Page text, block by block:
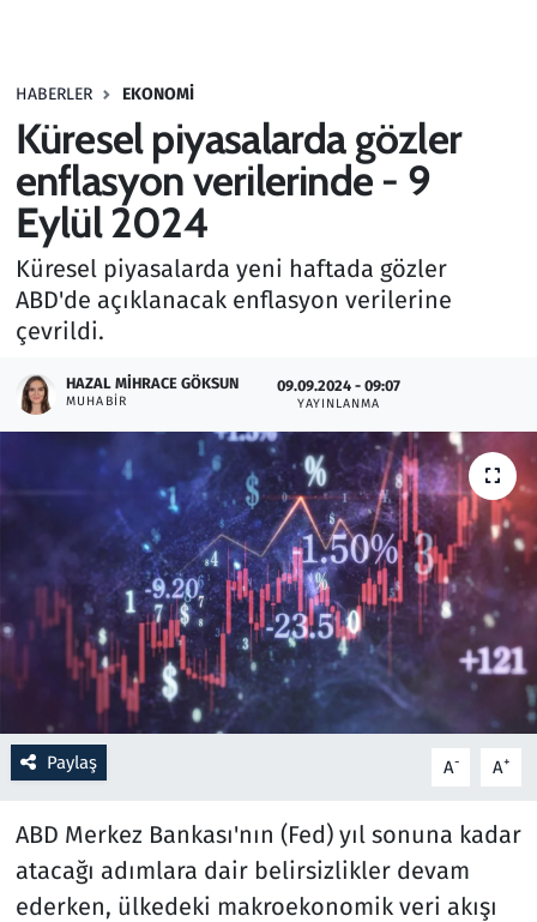
HABERLER EKONOMI
Küresel piyasalarda gözler
enflasyon verilerinde - 9
Eylül 2024
Küresel piyasalarda yeni haftada gözler
ABD'de açıklanacak enflasyon verilerine
çevrildi.
HAZAL MIHRACE GÖKSUN
MUHABIR
09.09.2024 - 09:07
YAYINLANMA
Paylaş A- A+
ABD Merkez Bankası'nın (Fed) yıl sonuna kadar
atacağı adımlara dair belirsizlikler devam
ederken, ülkedeki makroekonomik veri akışı
Haber
Kültür Sanat
Kurumsal Haberler
Lezzet Durağı
Memur ve Kamu
Otomobil
Oyun
Ramazan
Resmi İlanlar
Rüya Tabirleri
Sağlık
Savunma Sanayi
Seçim 2023
Spor